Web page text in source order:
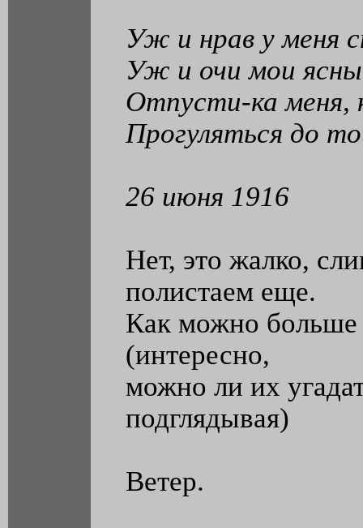
Уж и нрав у меня
Уж и очи мои
Отпусти-ка меня,
Прогуляться до
26 июня 1916
Нет, это жалко,
полистаем еще.
Как можно больше
(интересно,
можно ли их
подглядывая)
Ветер.